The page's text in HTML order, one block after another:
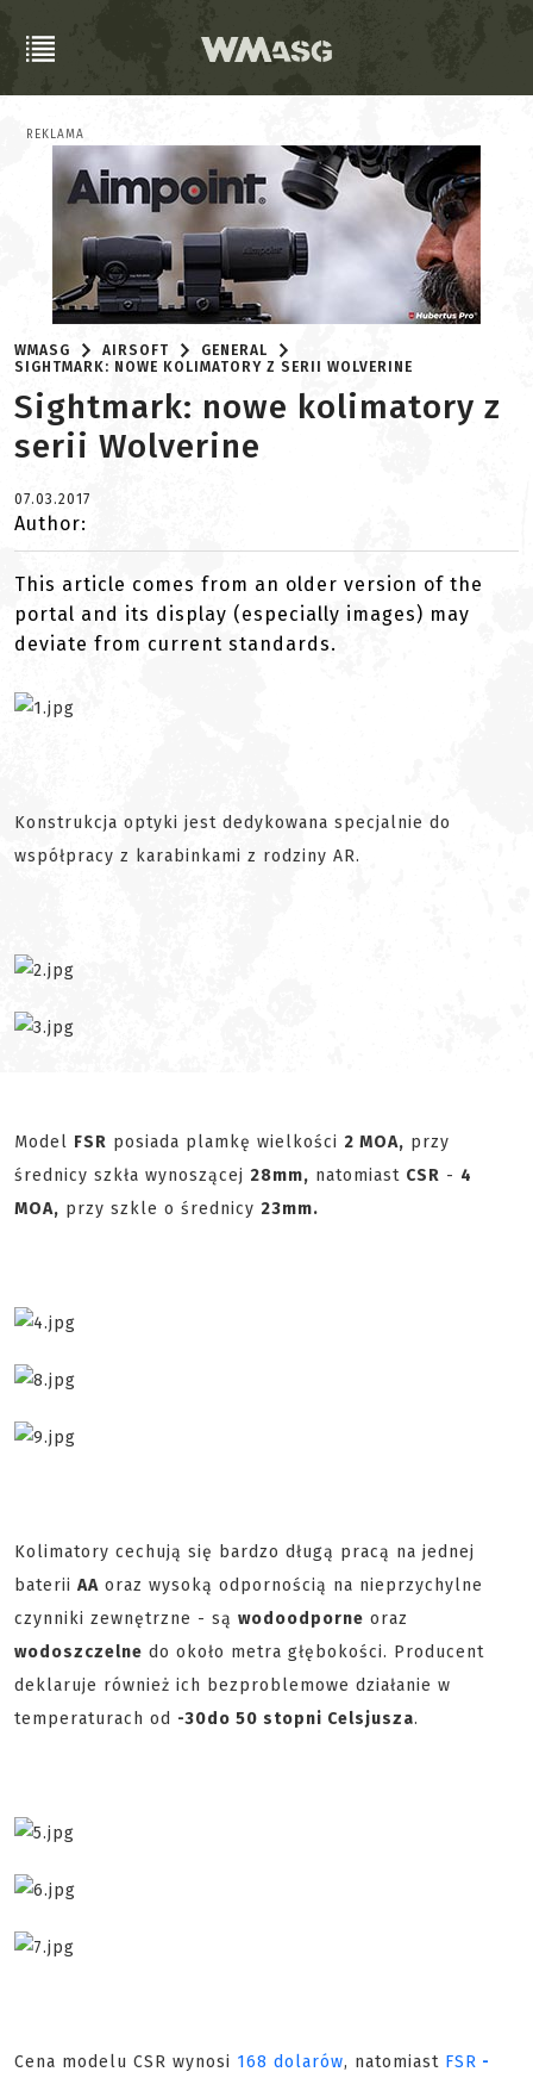
REKLAMA
WMASG AIRSOFT
GENERAL
SIGHTMARK: NOWE KOLIMATORY Z SERII WOLVERINE
Sightmark: nowe kolimatory z
serii Wolverine
07.03.2017
Author:
This article comes from an older version of the
portal and its display (especially images) may
deviate from current standards.
Konstrukcja optyki jest dedykowana specjalnie do
współpracy z karabinkami z rodziny AR.
Model FSR posiada plamkę wielkości 2 MOA, przy
średnicy szkła wynoszącej 28mm, natomiast CSR - 4
MOA, przy szkle o średnicy 23mm.
Kolimatory cechują się bardzo długą pracą na jednej
baterii AA oraz wysoką odpornością na nieprzychylne
czynniki zewnętrzne - są wodoodporne oraz
wodoszczelne do około metra głębokości. Producent
deklaruje również ich bezproblemowe działanie w
temperaturach od -30do 50 stopni Celsjusza.
Cena modelu CSR wynosi 168 dolarów, natomiast FSR -